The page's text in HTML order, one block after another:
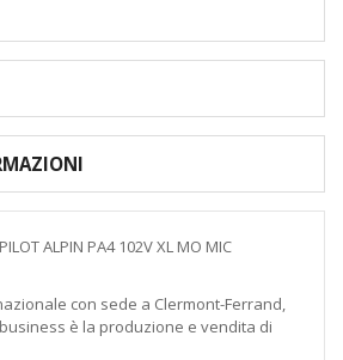
ALPIN PA4 102V XL MO MIC
con sede a Clermont-Ferrand,
è la produzione e vendita di